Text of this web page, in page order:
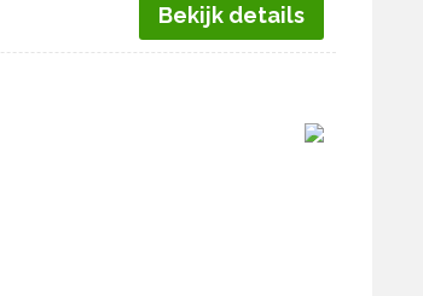
Bekijk details